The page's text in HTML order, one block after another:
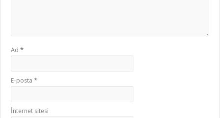
Ad*
E-posta*
İnternet sitesi